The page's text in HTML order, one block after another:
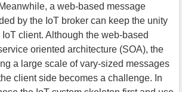
a web-based message
by the IoT broker can keep the unity
client. Although the web-based
oriented architecture (SOA), the
a large scale of vary-sized messages
client side becomes a challenge. In